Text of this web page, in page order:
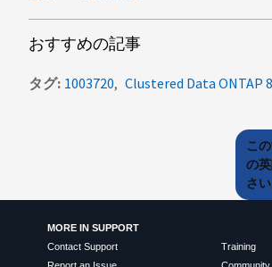
おすすめの記事
タグ 1003720 Clustered Data ONTAP 8
こ
の
さ
MORE IN SUPPORT
Contact Support
Training